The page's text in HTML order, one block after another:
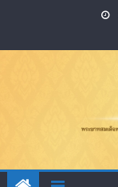
content